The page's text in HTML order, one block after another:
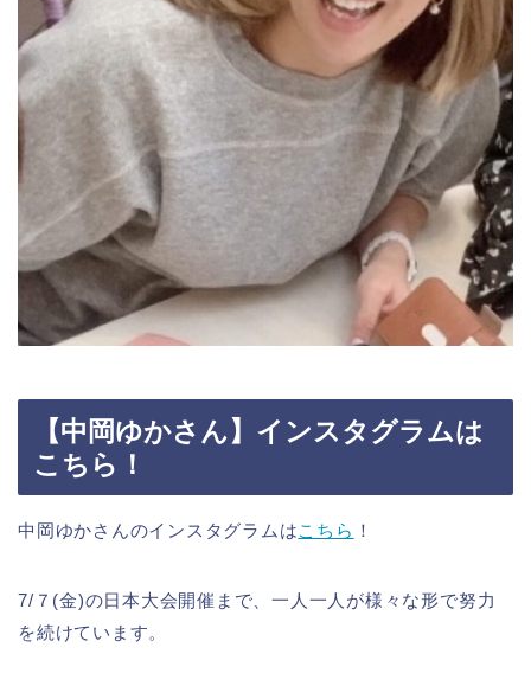
【中岡ゆかさん】インスタグラムは
こちら！
中岡ゆかさんのインスタグラムはこちら ！
7/７(金)の日本大会開催まで、一人一人が様々な形で努力
を続けています。